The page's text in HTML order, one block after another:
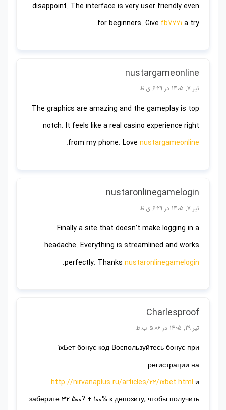
disappoint. The interface is very user friendly even
for beginners. Give fb7771 a try.
nustargameonline
تیر 7, 1405 در 6:29 ق.ظ
The graphics are amazing and the gameplay is top
notch. It feels like a real casino experience right
from my phone. Love nustargameonline
.
nustaronlinegamelogin
تیر 7, 1405 در 6:29 ق.ظ
Finally a site that doesn’t make logging in a
headache. Everything is streamlined and works
perfectly. Thanks nustaronlinegamelogin
.
Charlesproof
تیر 29, 1405 در 5:06 ب.ظ
1хБет бонус код Воспользуйтесь бонус при
регистрации на
http://nirvanaplus.ru/articles/22/1xbet.html и
заберите 32 500? + 100% к депозиту, чтобы получить